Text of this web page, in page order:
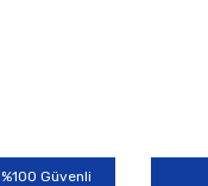
%100 Güvenli